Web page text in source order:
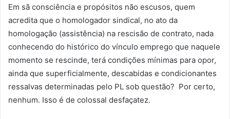
Em sã consciência e propósitos não escusos, quem
acredita que o homologador sindical, no ato da
homologação (assistência) na rescisão de contrato, nada
conhecendo do histórico do vínculo emprego que naquele
momento se rescinde, terá condições mínimas para opor,
ainda que superficialmente, descabidas e condicionantes
ressalvas determinadas pelo PL sob questão? Por certo,
nenhum. Isso é de colossal desfaçatez.